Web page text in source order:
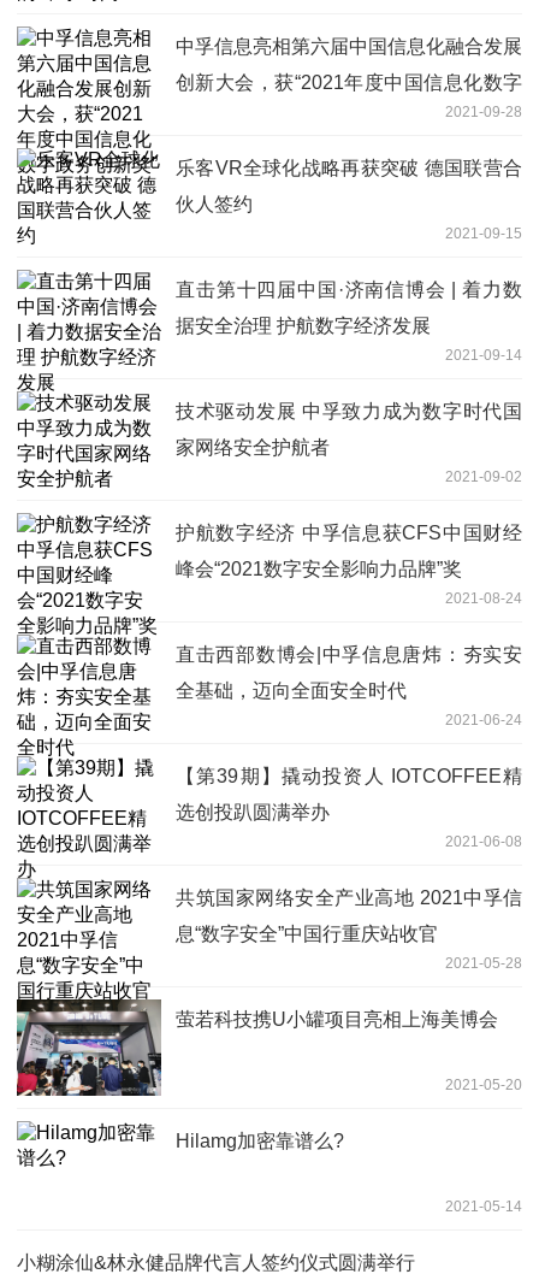
中孚信息亮相第六届中国信息化融合发展
创新大会，获“2021年度中国信息化数字
2021-09-28
乐客VR全球化战略再获突破 德国联营合
伙人签约
2021-09-15
直击第十四届中国·济南信博会 | 着力数
据安全治理 护航数字经济发展
2021-09-14
技术驱动发展 中孚致力成为数字时代国
家网络安全护航者
2021-09-02
护航数字经济 中孚信息获CFS中国财经
峰会“2021数字安全影响力品牌”奖
2021-08-24
直击西部数博会|中孚信息唐炜：夯实安
全基础，迈向全面安全时代
2021-06-24
【第39期】撬动投资人 IOTCOFFEE精
选创投趴圆满举办
2021-06-08
共筑国家网络安全产业高地 2021中孚信
息“数字安全”中国行重庆站收官
2021-05-28
萤若科技携U小罐项目亮相上海美博会
2021-05-20
Hilamg加密靠谱么?
2021-05-14
小糊涂仙&林永健品牌代言人签约仪式圆满举行